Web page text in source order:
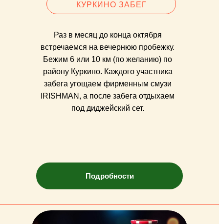
Подробности
КУРКИНО ЗАБЕГ
Раз в месяц до конца октября
встречаемся на вечернюю пробежку.
Бежим 6 или 10 км (по желанию) по
району Куркино. Каждого участника
забега угощаем фирменным смузи
IRISHMAN, а после забега отдыхаем
под диджейский сет.